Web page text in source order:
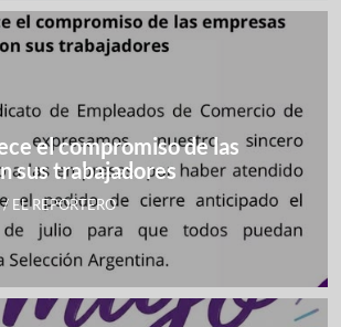
el compromiso de las
sus trabajadores
/ EL REPORTERO